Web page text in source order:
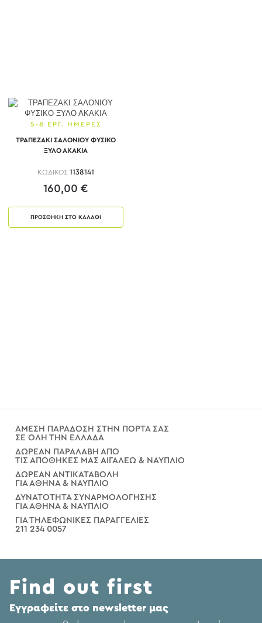
5-8 ΕΡΓ. ΗΜΕΡΕΣ
ΤΡΑΠΕΖΑΚΙ ΣΑΛΟΝΙΟΥ ΦΥΣΙΚΟ
ΞΥΛΟ ΑΚΑΚΙΑ
ΚΩΔΙΚΟΣ 1138141
160,00 €
ΠΡΟΣΘΗΚΗ ΣΤΟ ΚΑΛΑΘΙ
ΑΜΕΣΗ ΠΑΡΑΔΟΣΗ ΣΤΗΝ ΠΟΡΤΑ ΣΑΣ
ΣΕ ΟΛΗ ΤΗΝ ΕΛΛΑΔΑ
ΔΩΡΕΑΝ ΠΑΡΑΛΑΒΗ ΑΠΟ
ΤΙΣ ΑΠΟΘΗΚΕΣ ΜΑΣ ΑΙΓΑΛΕΩ & ΝΑΥΠΛΙΟ
ΔΩΡΕΑΝ ΑΝΤΙΚΑΤΑΒΟΛΗ
ΓΙΑ ΑΘΗΝΑ & ΝΑΥΠΛΙΟ
ΔΥΝΑΤΟΤΗΤΑ ΣΥΝΑΡΜΟΛΟΓΗΣΗΣ
ΓΙΑ ΑΘΗΝΑ & ΝΑΥΠΛΙΟ
ΓΙΑ ΤΗΛΕΦΩΝΙΚΕΣ ΠΑΡΑΓΓΕΛΙΕΣ
211 234 0057
Find out first
Eγγραφείτε στο newsletter μας